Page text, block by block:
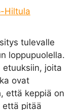
Hiltula
tulevalle
loppupuolella.
etuuksiin, joita
ovat
että keppiä on
että pitää